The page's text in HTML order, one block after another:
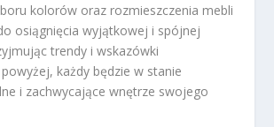
kolorów oraz rozmieszczenia mebli
osiągnięcia wyjątkowej i spójnej
trendy i wskazówki
każdy będzie w stanie
i zachwycające wnętrze swojego